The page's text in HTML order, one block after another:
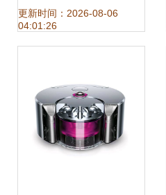
碑全解析
更新时间：2026-08-06
04:01:26